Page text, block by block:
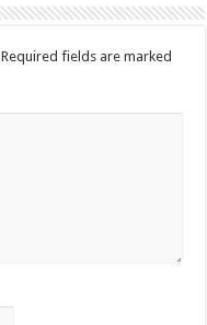
Required fields are marked